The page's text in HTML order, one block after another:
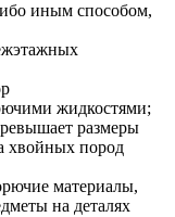
иным способом,
жидкостями;
размеры
хвойных пород
материалы,
на деталях